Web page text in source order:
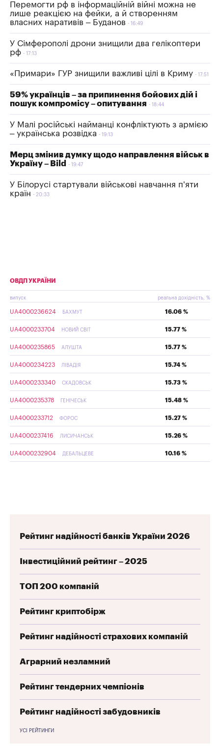
Перемогти рф в інформаційній війні можна не
лише реакцією на фейки, а й створенням
власних наративів – Буданов
16:49
У Сімферополі дрони знищили два гелікоптери
рф
17:13
«Примари» ГУР знищили важливі цілі в Криму 17:51
59% українців – за припинення бойових дій і
пошук компромісу – опитування
18:44
У Малі російські найманці конфліктують з армією
– українська розвідка
19:13
Мерц змінив думку щодо направлення військ в
Україну – Bild
19:47
У Білорусі стартували військові навчання п'яти
країн
20:33
ОВДП УКРАЇНИ
випуск реальна дохідність, %
UA4000236624 БАХМУТ 16.06 %
UA4000233704 НОВИЙ СВІТ 15.77 %
UA4000235865 АЛУШТА 15.77 %
UA4000234223 ЛІВАДІЯ 15.74 %
UA4000233340 СКАДОВСЬК 15.73 %
UA4000235378 ГЕНІЧЕСЬК 15.48 %
UA4000233712 ФОРОС 15.27 %
UA4000237416 ЛИСИЧАНСЬК 15.26 %
UA4000232904 ДЕБАЛЬЦЕВЕ 10.16 %
Рейтинг надійності банків України 2026
Інвестиційний рейтинг – 2025
ТОП 200 компаній
Рейтинг криптобірж
Рейтинг надійності страхових компаній
Аграрний незламний
Рейтинг тендерних чемпіонів
Рейтинг надійності забудовників
УСІ РЕЙТИНГИ